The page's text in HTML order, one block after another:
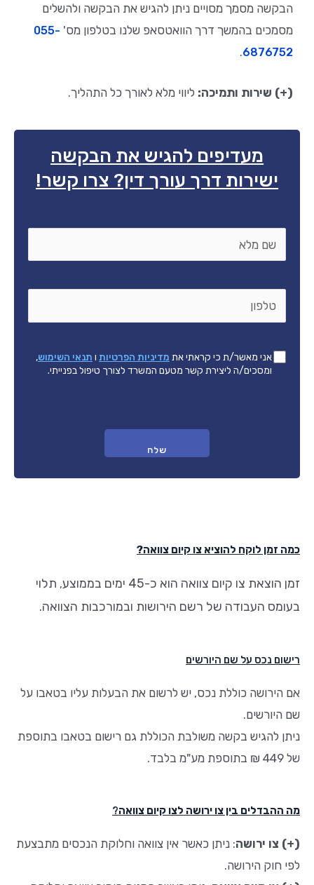
הבקשה מסמך מסויים ניתן להגיש את הבקשה ולהשלים
מסמכים בהמשך דרך הוואטסאפ שלנו בטלפון מס' 055-
6876752
.
(+) שירות ותמיכה: ליווי מלא לאורך כל התהליך.
מעדיפים להגיש את הבקשה
ישירות דרך עורך דין? צרו קשר!
מלא
אישור
תנאים
*
אני מאשר/ת כי קראתי את מדיניות הפרטיות תנאי השימוש,
ומסכים/ה ליצירת קשר מטעם המשרד לצורך טיפול בפנייתי.
כמה זמן לוקח להוציא צו קיום צוואה?
זמן הוצאת צו קיום צוואה הוא כ-45 ימים בממוצע , תלוי
בעומס העבודה של רשם הירושות ובמורכבות הצוואה.
רישום נכס על שם היורשים
אם הירושה כוללת נכס, יש לרשום את הבעלות עליו בטאבו על
שם היורשים.
ניתן להגיש בקשה משולבת הכוללת גם רישום בטאבו בתוספת
של 449 ₪ בתוספת מע"מ בלבד.
מה ההבדלים בין צו ירושה לצו קיום צוואה?
(+) צו ירושה: ניתן כאשר אין צוואה וחלוקת הנכסים מתבצעת
לפי חוק הירושה.